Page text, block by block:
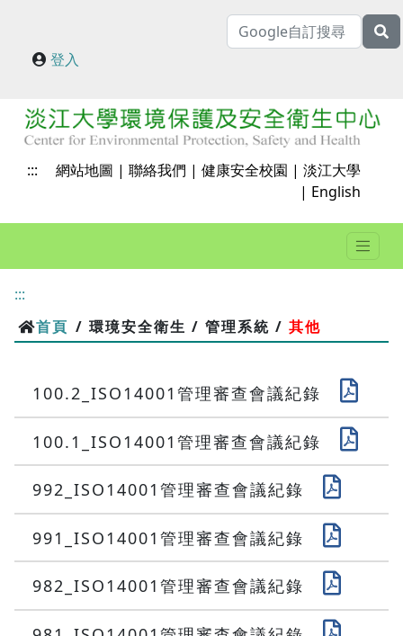
登入
::: 網站地圖 |聯絡我們 |健康安全校園 |淡江大學
| English
:::
首頁 / 環璄安全衛生 / 管理系統 / 其他
100.2_ISO14001管理審查會議紀錄
100.1_ISO14001管理審查會議紀錄
992_ISO14001管理審查會議紀錄
991_ISO14001管理審查會議紀錄
982_ISO14001管理審查會議紀錄